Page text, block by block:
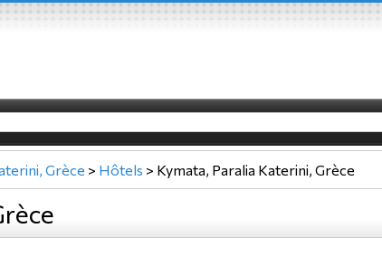
Grèce > Hôtels > Kymata, Paralia Katerini, Grèce